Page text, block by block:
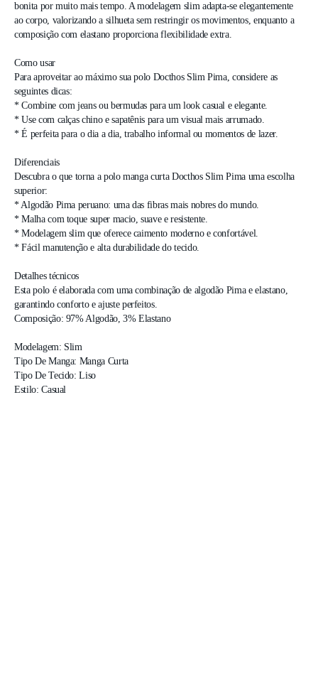
bonita por muito mais tempo. A modelagem slim adapta-se elegantemente
ao corpo, valorizando a silhueta sem restringir os movimentos, enquanto a
composição com elastano proporciona flexibilidade extra.
Como usar
Para aproveitar ao máximo sua polo Docthos Slim Pima, considere as
seguintes dicas:
* Combine com jeans ou bermudas para um look casual e elegante.
* Use com calças chino e sapatênis para um visual mais arrumado.
* É perfeita para o dia a dia, trabalho informal ou momentos de lazer.
Diferenciais
Descubra o que torna a polo manga curta Docthos Slim Pima uma escolha
superior:
* Algodão Pima peruano: uma das fibras mais nobres do mundo.
* Malha com toque super macio, suave e resistente.
* Modelagem slim que oferece caimento moderno e confortável.
* Fácil manutenção e alta durabilidade do tecido.
Detalhes técnicos
Esta polo é elaborada com uma combinação de algodão Pima e elastano,
garantindo conforto e ajuste perfeitos.
Composição: 97% Algodão, 3% Elastano
Modelagem: Slim
Tipo De Manga: Manga Curta
Tipo De Tecido: Liso
Estilo: Casual